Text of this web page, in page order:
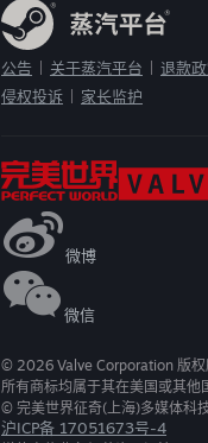
公告 关于蒸汽平台 退款
侵权投诉
家长监护
微博
微信
© 2026 Valve Corporation 版权
所有商标均属于其在美国或其他
© 完美世界征奇(上海)多媒体科
沪ICP备 17051673号-4